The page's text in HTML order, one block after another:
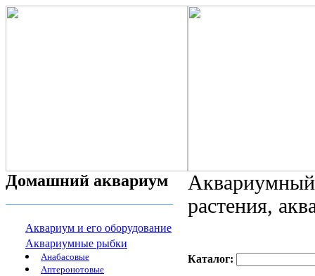
Домашний аквариум
Аквариум и его оборудование
Аквариумные рыбки
Анабасовые
Аптеронотовые
растения,
Каталог: